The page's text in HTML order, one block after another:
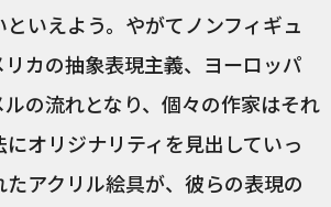
いえよう。やがてノンフィギュ
カの抽象表現主義、ヨーロッパ
の流れとなり、個々の作家はそれ
オリジナリティを見出していっ
アクリル絵具が、彼らの表現の